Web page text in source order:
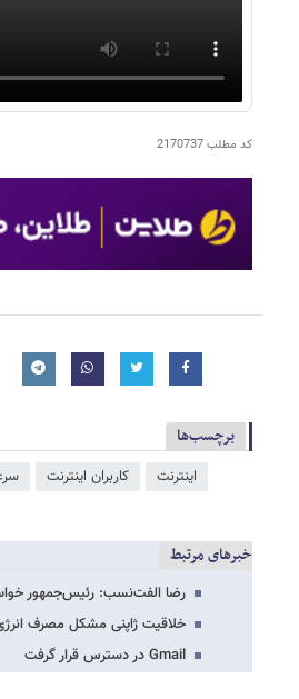
کد مطلب2170737
برچسب‌ها
اینترنت کاربران اینترنت
خبرهای مرتبط
رضا الفت‌نسب: رئیس‌جمهور
خلاقیت ژاپنی مشکل مصرف
Gmail در دسترس قرار گرفت